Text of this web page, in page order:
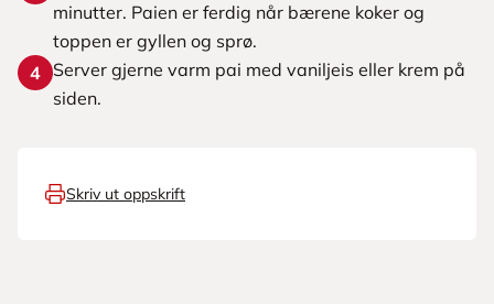
minutter. Paien er ferdig når bærene koker og
toppen er gyllen og sprø.
4 Server gjerne varm pai med vaniljeis eller krem på
siden.
Skriv ut oppskrift